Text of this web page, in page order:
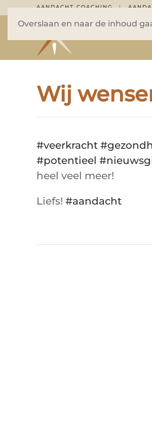
Overslaan en naar de inhoud
AANDACHT COACHING|
Wij
#veerkracht #gezon
#potentieel #
heel veel meer!
Liefs! #aandacht